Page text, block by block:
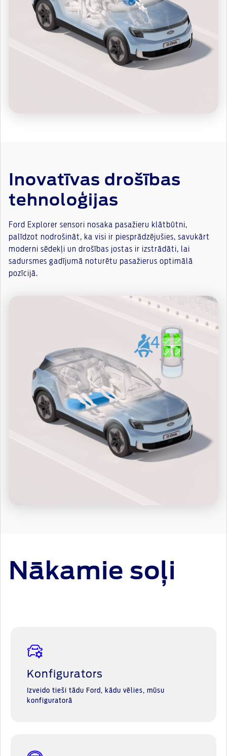
Inovatīvas drošības
tehnoloģijas
Ford Explorer sensori nosaka pasažieru klātbūtni,
palīdzot nodrošināt, ka visi ir piesprādzējušies, savukārt
moderni sēdekļi un drošības jostas ir izstrādāti, lai
sadursmes gadījumā noturētu pasažierus optimālā
pozīcijā.
Nākamie soļi
Konfigurators
Izveido tieši tādu Ford, kādu vēlies, mūsu
konfiguratorā